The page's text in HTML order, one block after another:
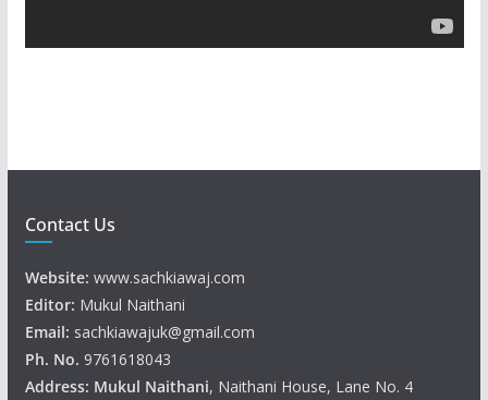
Contact Us
Website: www.sachkiawaj.com
Editor: Mukul Naithani
Email: sachkiawajuk@gmail.com
Ph. No. 9761618043
Address: Mukul Naithani, Naithani House, Lane No. 4